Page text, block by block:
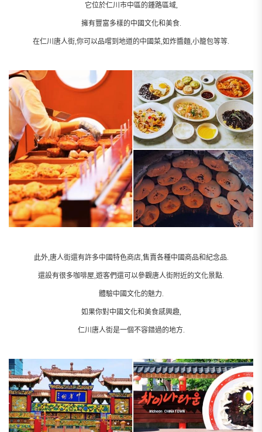
它位於仁川市中區的鍾路區域,
擁有豐富多樣的中國文化和美食.
在仁川唐人街,你可以品嚐到地道的中國菜,如炸醬麵,小籠包等等.
此外,唐人街還有許多中國特色商店,售賣各種中國商品和紀念品.
還設有很多咖啡屋,遊客們還可以參觀唐人街附近的文化景點.
體驗中國文化的魅力.
如果你對中國文化和美食感興趣,
仁川唐人街是一個不容錯過的地方.